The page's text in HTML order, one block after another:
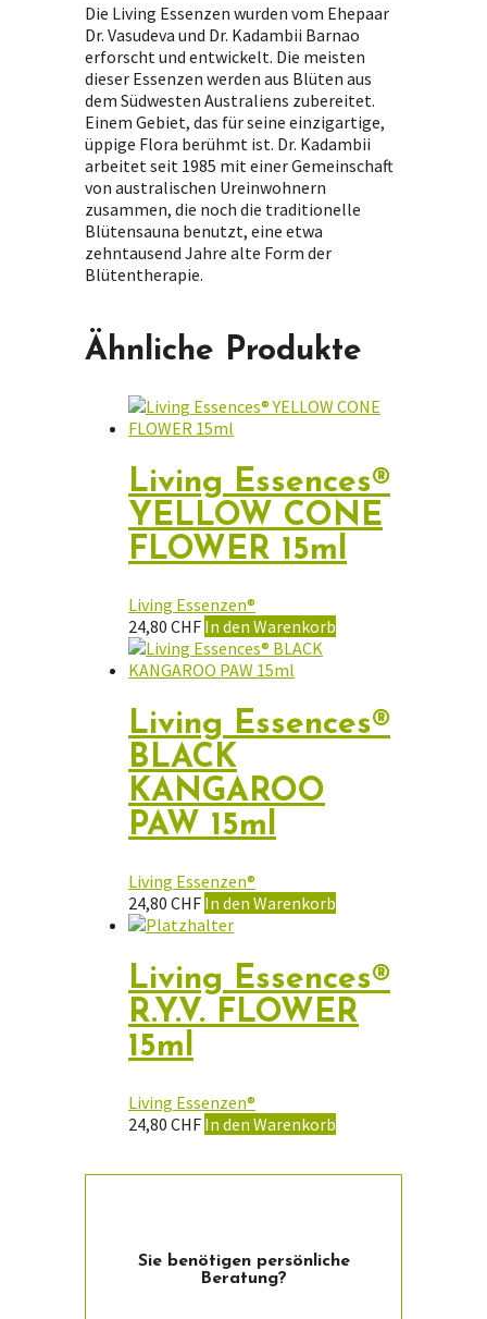
Die Living Essenzen wurden vom Ehepaar
Dr. Vasudeva und Dr. Kadambii Barnao
erforscht und entwickelt. Die meisten
dieser Essenzen werden aus Blüten aus
dem Südwesten Australiens zubereitet.
Einem Gebiet, das für seine einzigartige,
üppige Flora berühmt ist. Dr. Kadambii
arbeitet seit 1985 mit einer Gemeinschaft
von australischen Ureinwohnern
zusammen, die noch die traditionelle
Blütensauna benutzt, eine etwa
zehntausend Jahre alte Form der
Blütentherapie.
Ähnliche Produkte
Living Essences®
YELLOW CONE
FLOWER 15ml
Living Essenzen®
24,80 CHF In den Warenkorb
Living Essences®
BLACK
KANGAROO
PAW 15ml
Living Essenzen®
24,80 CHF In den Warenkorb
Living Essences®
R.Y.V. FLOWER
15ml
Living Essenzen®
24,80 CHF In den Warenkorb
Sie ­benötigen persön­liche
Beratung?